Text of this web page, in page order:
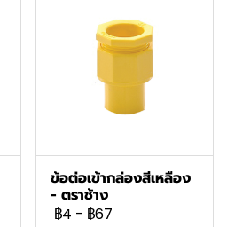
ข้อต่อเข้ากล่องสีเหลือง
- ตราช้าง
฿4 - ฿67